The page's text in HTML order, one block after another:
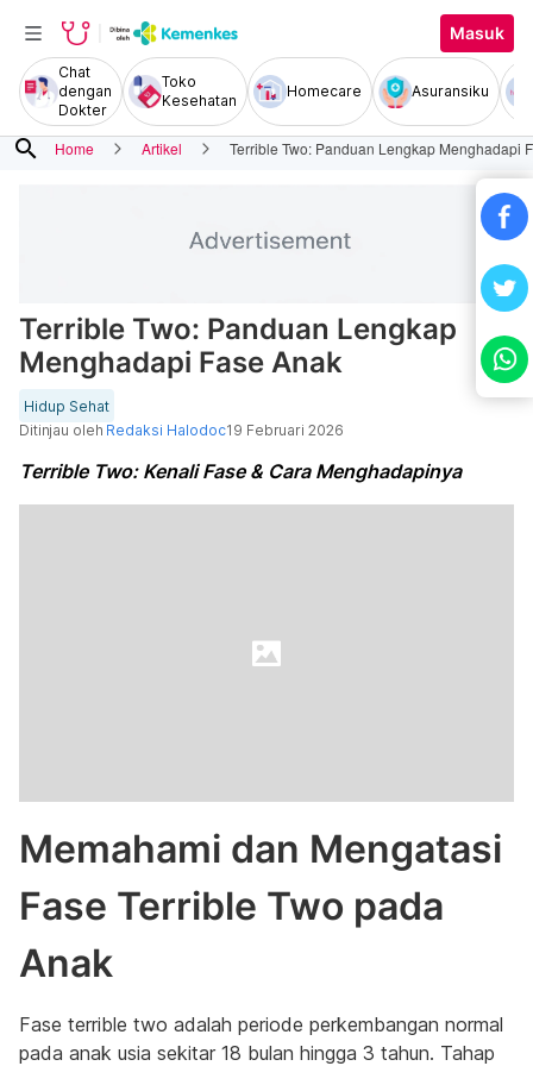
Masuk
Chat
dengan
Dokter
Toko
Kesehatan
Homecare Asuransiku
search Home Artikel Terrible Two: Panduan Lengkap Menghadapi
Terrible Two: Panduan Lengkap
Menghadapi Fase Anak
Hidup Sehat
Ditinjau oleh Redaksi Halodoc19 Februari 2026
Terrible Two: Kenali Fase & Cara Menghadapinya
Memahami dan Mengatasi
Fase Terrible Two pada
Anak
Fase terrible two adalah periode perkembangan normal
pada anak usia sekitar 18 bulan hingga 3 tahun. Tahap